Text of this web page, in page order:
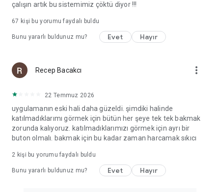
çalışın artık bu sistemimiz çöktü diyor !!!
67 kişi bu yorumu faydalı buldu
Bunu yararlı buldunuz mu? Evet Hayır
Recep Bacakcı more_vert
22 Temmuz 2026
uygulamanın eski hali daha güzeldi. şimdiki halinde
katılmadıklarımı görmek için bütün her şeye tek tek bakmak
zorunda kalıyoruz. katılmadıklarımızı görmek için ayrı bir
buton olmalı. bakmak için bu kadar zaman harcamak sıkıcı
2 kişi bu yorumu faydalı buldu
Bunu yararlı buldunuz mu? Evet Hayır